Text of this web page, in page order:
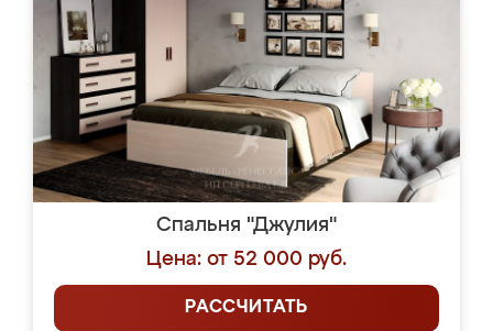
Спальня "Джулия"
Цена: от 52 000 руб.
РАССЧИТАТЬ